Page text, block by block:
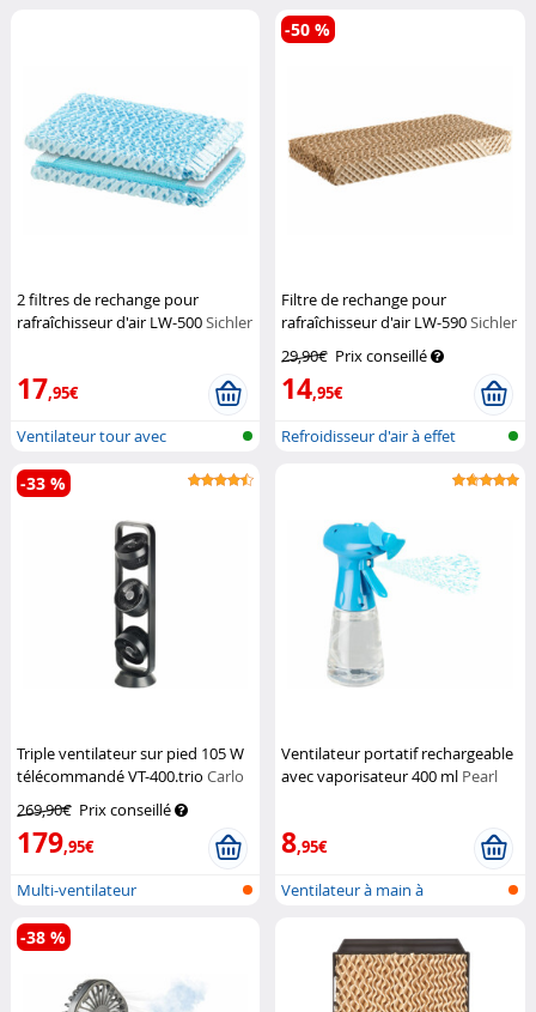
humidificateu...
2 filtres de rechange pour
rafraîchisseur d'air LW-500Sichler
17,95€
Ventilateur tour avec
humidificateu...
Filtre de rechange pour
rafraîchisseur d'air LW-590Sichler
29,90€ Prix conseillé
14,95€
-50 %
Refroidisseur d'air à effet
Triple ventilateur sur pied 105 W
télécommandé VT-400.trio Carlo
269,90€ Prix conseillé
179,95€
-33 %
Multi-ventilateur
Ventilateur portatif rechargeable
avec vaporisateur 400 ml Pearl
8,95€
Ventilateur à main à
-38 %